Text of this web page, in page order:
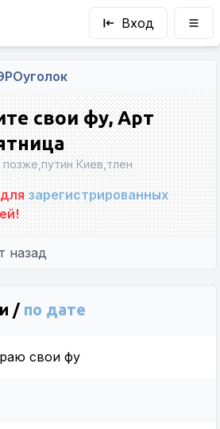
Вход
свои фу, Арт
Киев,тлен
длязарегистрированных
назад
/ по дате
свои фу